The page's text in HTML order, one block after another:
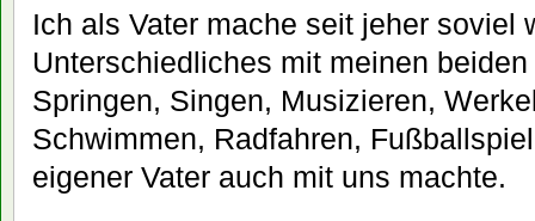
Ich als Vater mache seit jeher soviel
Unterschiedliches mit meinen
Springen, Singen, Musizieren,
Schwimmen, Radfahren,
eigener Vater auch mit uns machte.